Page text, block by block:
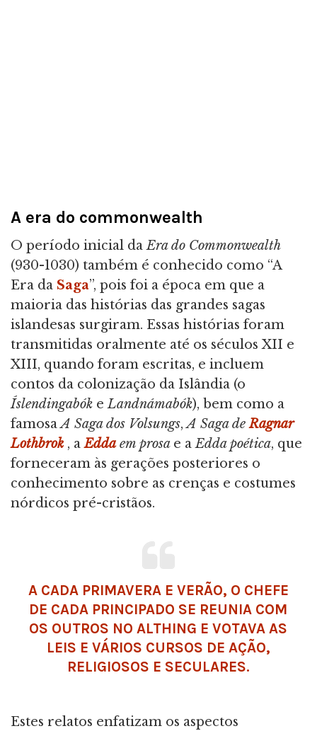
A era do commonwealth
O período inicial daEra do Commonwealth
(930-1030) também é conhecido como “A
Era da Saga”, pois foi a época em que a
maioria das histórias das grandes sagas
islandesas surgiram. Essas histórias foram
transmitidas oralmente até os séculos XII e
XIII, quando foram escritas, e incluem
contos da colonização da Islândia (o
Íslendingabók eLandnámabók), bem como a
famosaA Saga dos Volsungs,A Saga deRagnar
Lothbrok , aEddaem prosa e aEdda poética, que
forneceram às gerações posteriores o
conhecimento sobre as crenças e costumes
nórdicos pré-cristãos.
A CADA PRIMAVERA E VERÃO, O CHEFE
DE CADA PRINCIPADO SE REUNIA COM
OS OUTROS NO ALTHING E VOTAVA AS
LEIS E VÁRIOS CURSOS DE AÇÃO,
RELIGIOSOS E SECULARES.
Estes relatos enfatizam os aspectos